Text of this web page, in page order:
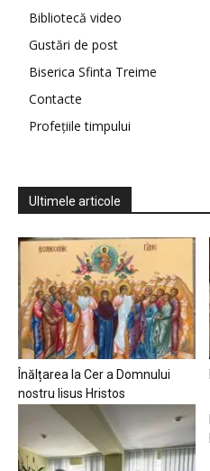
Bibliotecă video
Gustări de post
Biserica Sfinta Treime
Contacte
Profețiile timpului
Ultimele articole
Înălțarea la Cer a Domnului
nostru Iisus Hristos